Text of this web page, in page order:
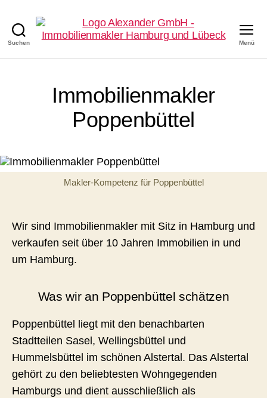
Suchen
GmbH
Immobilienmakler
in
Hamburg
Menü
Immobilienmakler
Poppenbüttel
Makler-Kompetenz für Poppenbüttel
Wir sind Immobilienmakler mit Sitz in Hamburg und
verkaufen seit über 10 Jahren Immobilien in und
um Hamburg.
Was wir an Poppenbüttel schätzen
Poppenbüttel liegt mit den benachbarten
Stadtteilen Sasel, Wellingsbüttel und
Hummelsbüttel im schönen Alstertal. Das Alstertal
gehört zu den beliebtesten Wohngegenden
Hamburgs und dient ausschließlich als